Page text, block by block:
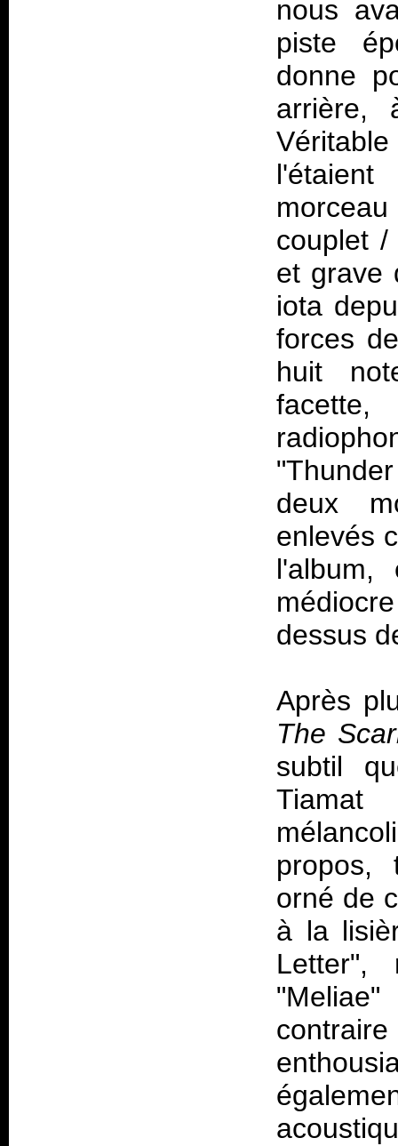
nous
piste
donne
arrière,
couplet /
et grave
iota
forces
huit
deux
enlevés
l'album,
dessus
Après
The
subtil
propos,
orné de
à la
Letter",